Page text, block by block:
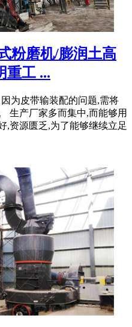
粉磨机/膨润土高
重工 ...
为皮带输装配的问题,需将
生产厂家多而集中,而能够用
,资源匮乏,为了能够继续立足